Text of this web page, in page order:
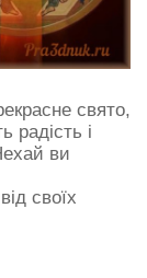
свято,
радість і
ви
своїх